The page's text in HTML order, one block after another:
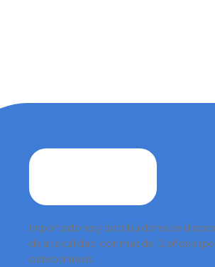
Importadores y distribuidores de
de alta calidad, con más de 12 años
osteosíntesis.